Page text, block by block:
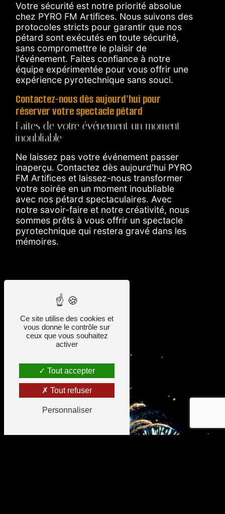
Votre sécurité est notre priorité absolue
chez PYRO FM Artifices. Nous suivons des
protocoles stricts pour garantir que nos
pétard sont exécutés en toute sécurité,
sans compromettre le plaisir de
l'événement. Faites confiance à notre
équipe expérimentée pour vous offrir une
expérience pyrotechnique sans souci.
Contactez-nous dès aujourd'hui pour
réserver votre spectacle pétard
Faites de votre événement un moment
inoubliable
Ne laissez pas votre événement passer
inaperçu. Contactez dès aujourd'hui PYRO
FM Artifices et laissez-nous transformer
votre soirée en un moment inoubliable
avec nos pétard spectaculaires. Avec
notre savoir-faire et notre créativité, nous
sommes prêts à vous offrir un spectacle
pyrotechnique qui restera gravé dans les
mémoires.
Contactez-nous
Ce site utilise des cookies et
vous donne le contrôle sur
ceux que vous souhaitez
activer
Tout accepter
Tout refuser
Personnaliser